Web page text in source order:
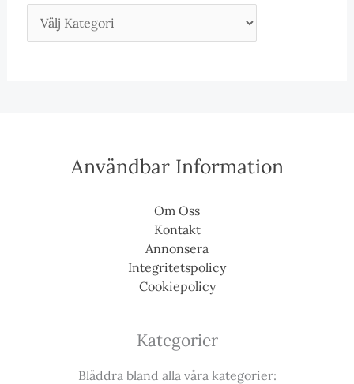
Användbar Information
Om Oss
Kontakt
Annonsera
Integritetspolicy
Cookiepolicy
Kategorier
Bläddra bland alla våra kategorier: